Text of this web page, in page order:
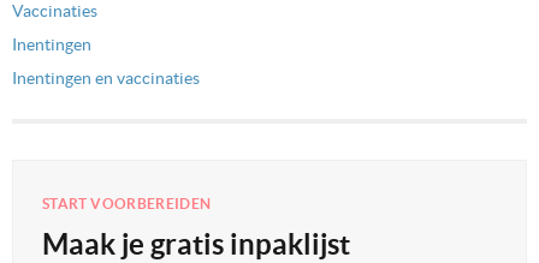
Vaccinaties
Inentingen
Inentingen en vaccinaties
START VOORBEREIDEN
Maak je gratis inpaklijst